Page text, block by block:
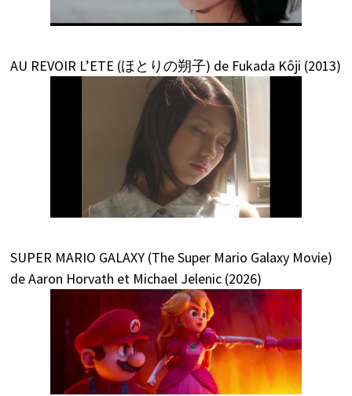
AU REVOIR L’ETE (ほとりの朔子) de Fukada Kôji (2013)
SUPER MARIO GALAXY (The Super Mario Galaxy Movie)
de Aaron Horvath et Michael Jelenic (2026)